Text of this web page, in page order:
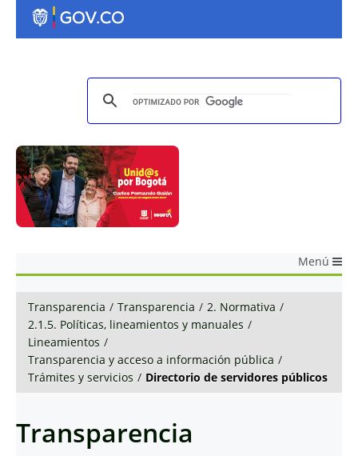
Menú
Transparencia / Transparencia / 2. Normativa /
2.1.5. Políticas, lineamientos y manuales /
Lineamientos /
Transparencia y acceso a información pública /
Trámites y servicios / Directorio de servidores públicos
Transparencia